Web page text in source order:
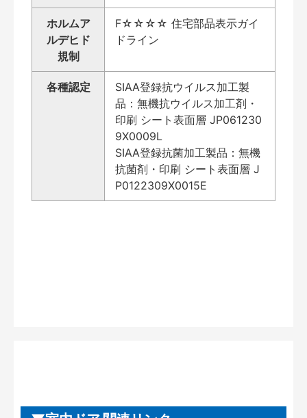
ホルムア
ルデヒド
規制
F☆☆☆☆ 住宅部品表示ガイ
ドライン
各種認定
SIAA登録抗ウイルス加工製
品：無機抗ウイルス加工剤・
印刷 シート表面層 JP061230
9X0009L
SIAA登録抗菌加工製品：無機
抗菌剤・印刷 シート表面層 J
P0122309X0015E